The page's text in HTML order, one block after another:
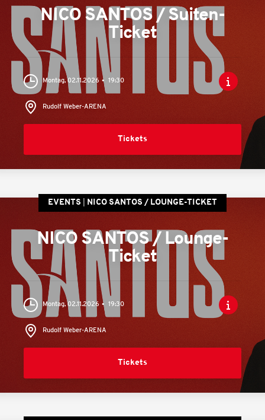
NICO SANTOS / Suiten-
Ticket
Montag, 02.11.2026 19:30
Rudolf Weber-ARENA
Tickets
EVENTS NICO SANTOS / LOUNGE-TICKET
NICO SANTOS / Lounge-
Ticket
Montag, 02.11.2026 19:30
Rudolf Weber-ARENA
Tickets